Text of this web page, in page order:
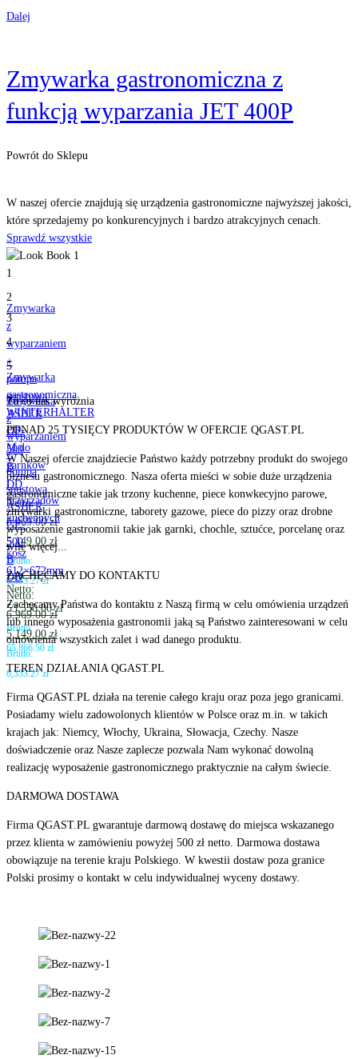
Dalej
Zmywarka gastronomiczna z
funkcją wyparzania JET 400P
Powrót do Sklepu
Odkryj
W naszej ofercie znajdują się urządzenia gastronomiczne najwyższej jakości,
które sprzedajemy po konkurencyjnych i bardzo atrakcyjnych cenach.
Sprawdź wszystkie
1
Zmywarka
z
wyparzaniem
+
pompa
spustowa
ASBER
GE-
500
B
DD
Netto:
6,969.00zł
5,149.00 zł
Brutto:
6,333.27zł
2
3
4
Zmywarka
gastronomiczna
WINTERHALTER
UF-
M do
garnków
i
przyrządów
kuchennych
|
kosz
612×672mm
Netto:
53,550.00zł
Brutto:
65,866.50 zł
5
Zmywarka
z
wyparzaniem
+
pompa
spustowa
ASBER
GE-
500
B
DD
Netto:
6,969.00zł
5,149.00zł
Brutto:
6,333.27zł
To co naswyróżnia
PONAD 25 TYSIĘCY PRODUKTÓW W OFERCIE QGAST.PL
W Naszej ofercie znajdziecie Państwo każdy potrzebny produkt do swojego
biznesu gastronomicznego. Nasza oferta mieści w sobie duże urządzenia
gastronomiczne takie jak trzony kuchenne, piece konwkecyjno parowe,
zmywarki gastronomiczne, taborety gazowe, piece do pizzy oraz drobne
wyposażenie gastronomii takie jak garnki, chochle, sztućce, porcelanę oraz
wile więcej...
ZACHĘCAMY DO KONTAKTU
Zachęcamy Państwa do kontaktu z Naszą firmą w celu omówienia urządzeń
lub innego wyposażenia gastronomii jaką są Państwo zainteresowani w celu
omówienia wszystkich zalet i wad danego produktu.
TEREN DZIAŁANIA QGAST.PL
Firma QGAST.PL działa na terenie całego kraju oraz poza jego granicami.
Posiadamy wielu zadowolonych klientów w Polsce oraz m.in. w takich
krajach jak: Niemcy, Włochy, Ukraina, Słowacja, Czechy. Nasze
doświadczenie oraz Nasze zaplecze pozwala Nam wykonać dowolną
realizację wyposażenie gastronomicznego praktycznie na całym świecie.
DARMOWA DOSTAWA
Firma QGAST.PL gwarantuje darmową dostawę do miejsca wskazanego
przez klienta w zamówieniu powyżej 500 zł netto. Darmowa dostawa
obowiązuje na terenie kraju Polskiego. W kwestii dostaw poza granice
Polski prosimy o kontakt w celu indywidualnej wyceny dostawy.